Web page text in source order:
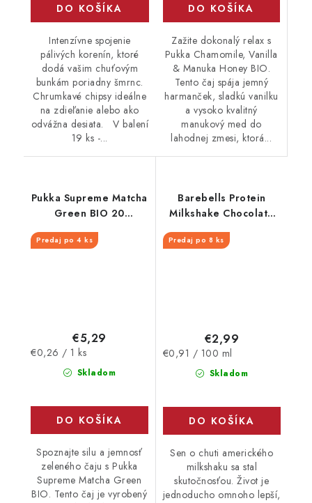
DO KOŠÍKA
Intenzívne spojenie
pálivých korenín, ktoré
dodá vašim chuťovým
bunkám poriadny šmrnc.
Chrumkavé chipsy ideálne
na zdieľanie alebo ako
odvážna desiata. V balení
19 ks -...
DO KOŠÍKA
Zažite dokonalý relax s
Pukka Chamomile, Vanilla
& Manuka Honey BIO.
Tento čaj spája jemný
harmanček, sladkú vanilku
a vysoko kvalitný
manukový med do
lahodnej zmesi, ktorá...
Pukka Supreme Matcha
Green BIO 20
vrecúšok
Predaj po 4 ks
Skladom
€5,29
Jednotková
€0,26 / 1 ks
DO KOŠÍKA
Spoznajte silu a jemnosť
zeleného čaju s Pukka
Supreme Matcha Green
BIO. Tento čaj je vyrobený
Barebells Protein
Milkshake Chocolate
330 ml
Predaj po 8 ks
Skladom
€2,99
Jednotková
€0,91 / 100 ml
DO KOŠÍKA
Sen o chuti amerického
milkshaku sa stal
skutočnosťou. Život je
jednoducho omnoho lepší,